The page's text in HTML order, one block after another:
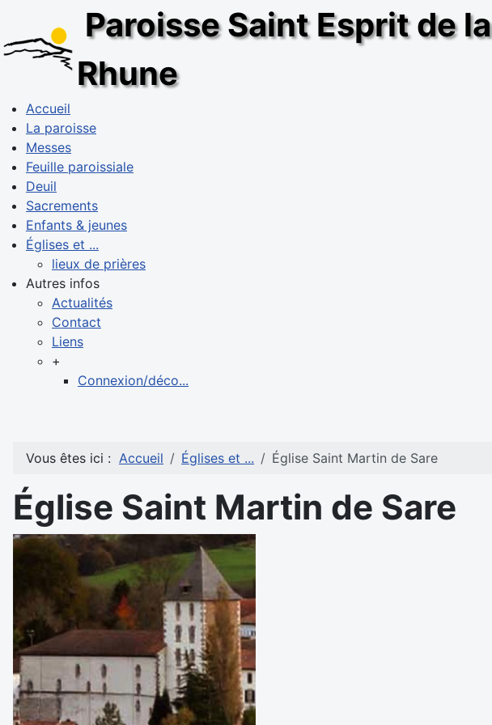
Paroisse Saint Esprit de la
Rhune
Accueil
La paroisse
Messes
Feuille paroissiale
Deuil
Sacrements
Enfants & jeunes
Églises et ...
lieux de prières
Autres infos
Actualités
Contact
Liens
+
Connexion/déco...
Vous êtes ici : Accueil Églises et ... Église Saint Martin de Sare
Église Saint Martin de Sare